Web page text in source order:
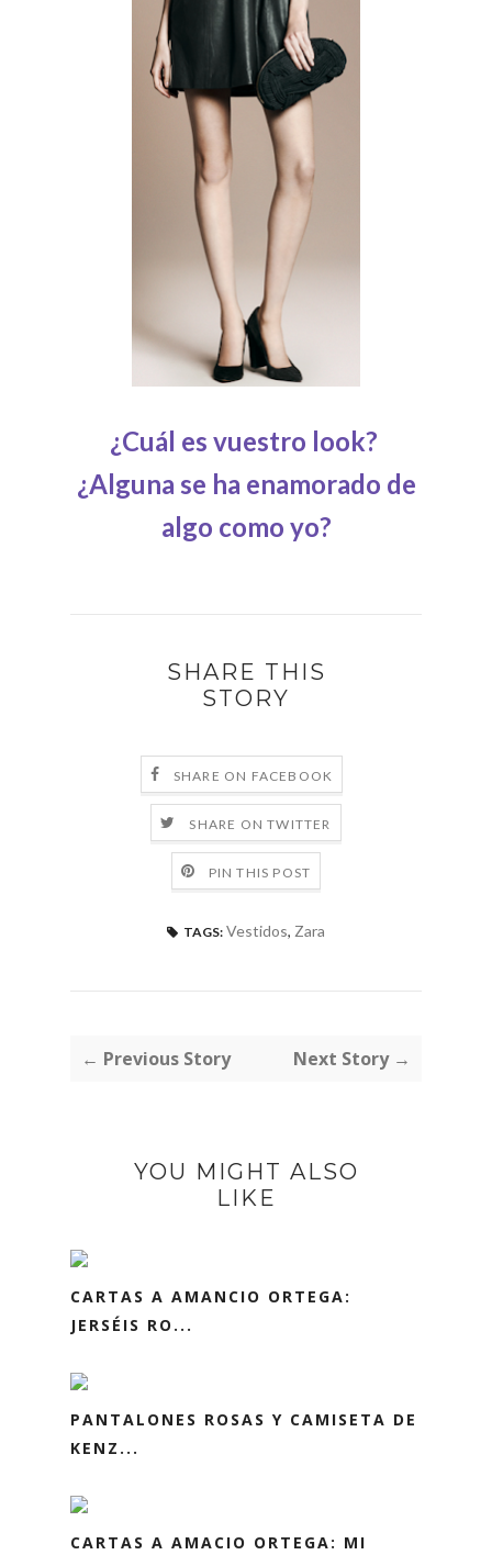
¿Cuál es vuestro look?
¿Alguna se ha enamorado de
algo como yo?
SHARE THIS
STORY
SHARE ON FACEBOOK
SHARE ON TWITTER
PIN THIS POST
TAGS: Vestidos, Zara
← Previous Story Next Story →
YOU MIGHT ALSO
LIKE
CARTAS A AMANCIO ORTEGA:
JERSÉIS RO...
PANTALONES ROSAS Y CAMISETA DE
KENZ...
CARTAS A AMACIO ORTEGA: MI